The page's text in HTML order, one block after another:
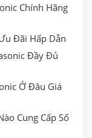
Chính Hãng
Đãi Hấp Dẫn
Đầy Đủ
Ở Đâu Giá
Cung Cấp Số